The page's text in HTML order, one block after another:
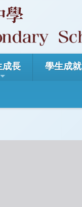
成長 學生成就